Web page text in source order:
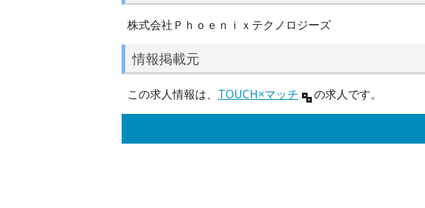
株式会社Ｐｈｏｅｎｉｘテクノロジーズ
情報掲載元
この求人情報は、 TOUCH×マッチ の求人です。